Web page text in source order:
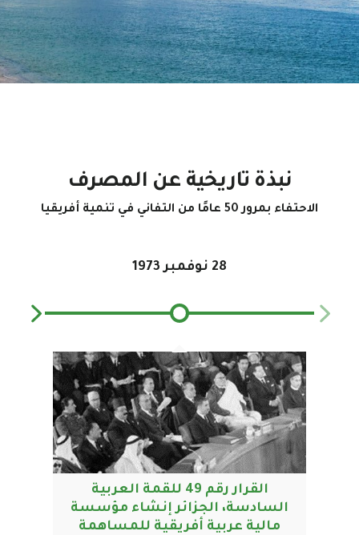
نبذة تاريخية عن المصرف
الاحتفاء بمرور 50 عامًا من التفاني في تنمية أفريقيا
28 نوفمبر 1973
القرار رقم 49 للقمة العربية
السادسة، الجزائر إنشاء مؤسسة
مالية عربية أفريقية للمساهمة